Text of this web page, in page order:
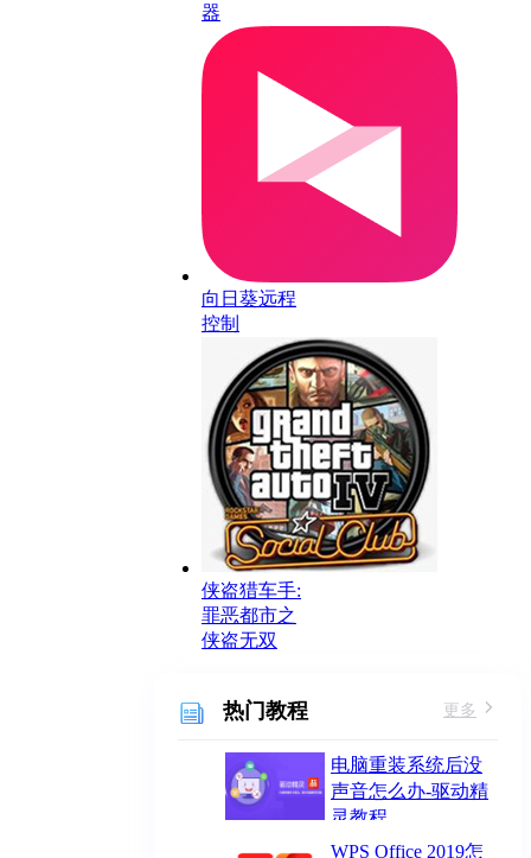
器
向日葵远程
控制
侠盗猎车手:
罪恶都市之
侠盗无双
热门教程 更多
电脑重装系统后没
声音怎么办-驱动精
灵教程
WPS Office 2019怎